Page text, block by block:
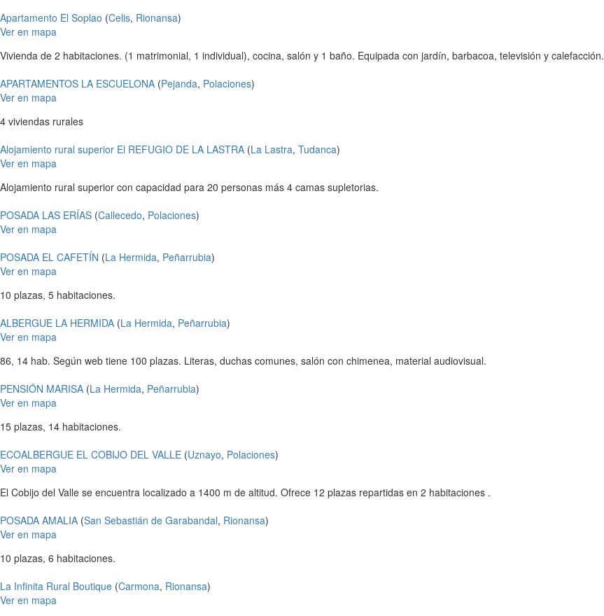
Apartamento El Soplao (Celis, Rionansa)
Ver en mapa
Vivienda de 2 habitaciones. (1 matrimonial, 1 individual), cocina, salón y 1 baño. Equipada con jardín, barbacoa, televisión y calefacción.
APARTAMENTOS LA ESCUELONA (Pejanda, Polaciones)
Ver en mapa
4 viviendas rurales
Alojamiento rural superior El REFUGIO DE LA LASTRA (La Lastra, Tudanca)
Ver en mapa
Alojamiento rural superior con capacidad para 20 personas más 4 camas supletorias.
POSADA LAS ERÍAS (Callecedo, Polaciones)
Ver en mapa
POSADA EL CAFETÍN (La Hermida, Peñarrubia)
Ver en mapa
10 plazas, 5 habitaciones.
ALBERGUE LA HERMIDA (La Hermida, Peñarrubia)
Ver en mapa
86, 14 hab. Según web tiene 100 plazas. Literas, duchas comunes, salón con chimenea, material audiovisual.
PENSIÓN MARISA (La Hermida, Peñarrubia)
Ver en mapa
15 plazas, 14 habitaciones.
ECOALBERGUE EL COBIJO DEL VALLE (Uznayo, Polaciones)
Ver en mapa
El Cobijo del Valle se encuentra localizado a 1400 m de altitud. Ofrece 12 plazas repartidas en 2 habitaciones .
POSADA AMALIA (San Sebastián de Garabandal, Rionansa)
Ver en mapa
10 plazas, 6 habitaciones.
La Infinita Rural Boutique (Carmona, Rionansa)
Ver en mapa